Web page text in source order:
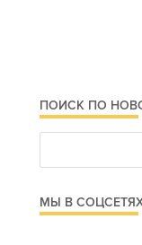
ПОИСК ПО
МЫ В